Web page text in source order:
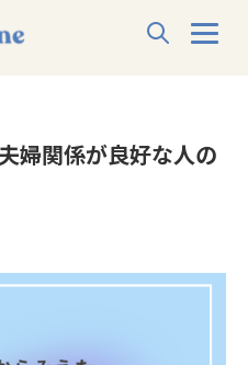
婦関係が良好な人の